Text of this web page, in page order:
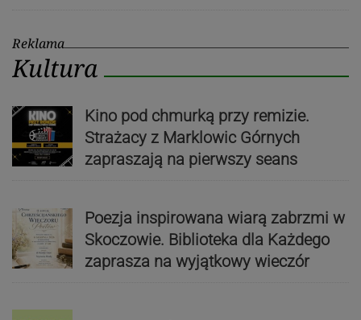
Reklama
Kultura
Kino pod chmurką przy remizie.
Strażacy z Marklowic Górnych
zapraszają na pierwszy seans
Poezja inspirowana wiarą zabrzmi w
Skoczowie. Biblioteka dla Każdego
zaprasza na wyjątkowy wieczór